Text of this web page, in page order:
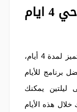
كيفية تنظيم برنامج سياحي 4 ايام
يمكنك بسهولة تنظيم برنامج سياحي متميز لمدة 4 أيام،
برنامج للأيام
ليلتين يمكنك
هذه الأيام